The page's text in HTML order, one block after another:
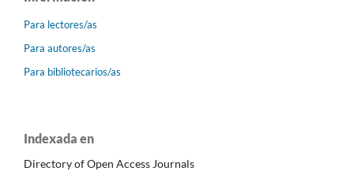
Para lectores/as
Para autores/as
Para bibliotecarios/as
Indexada en
Directory of Open Access Journals